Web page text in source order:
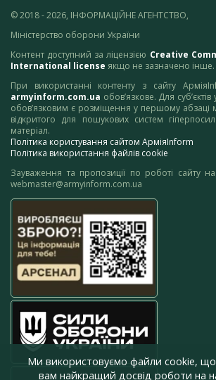
© 2018 - 2026, ІНФОРМАЦІЙНЕ АГЕНТСТВО,
Міністерство оборони України
Контент доступний за ліцензією Creative
International license якщо не зазначено інше.
При використанні контенту з сайту
armyinform.com.ua обов’язкове. Для
обов’язковим є розміщення у першому абзаці
відкритого для пошукових систем
матеріал.
Політика користування сайтом АрміяInform
Політика використання файлів cookie
Зауваження та пропозиції по роботі сайту
webmaster@armyinform.com.ua
Ми використовуємо файли cookie,
вам найкращий досвід роботи на